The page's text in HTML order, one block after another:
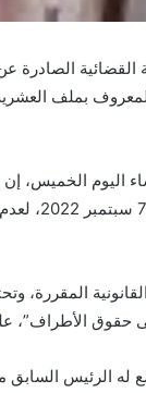
القضائية
المشمولين في الملف 001/
اليوم الخميس،
المتهمين،
القانونية
حقوق الأطراف”،
له الرئيس